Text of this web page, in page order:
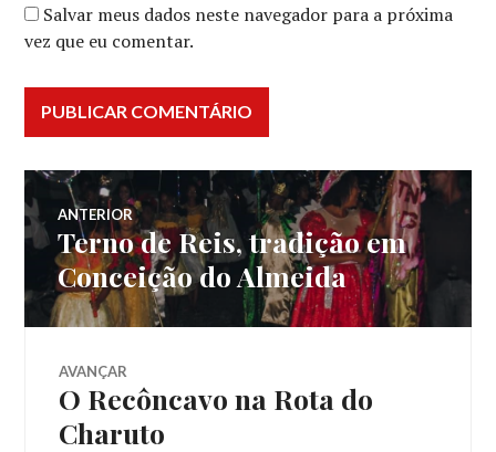
Salvar meus dados neste navegador para a próxima
vez que eu comentar.
Navegação
de
Post
ANTERIOR
Post
anterior:
Terno de Reis, tradição em
Conceição do Almeida
AVANÇAR
Próximo
post:
O Recôncavo na Rota do
Charuto